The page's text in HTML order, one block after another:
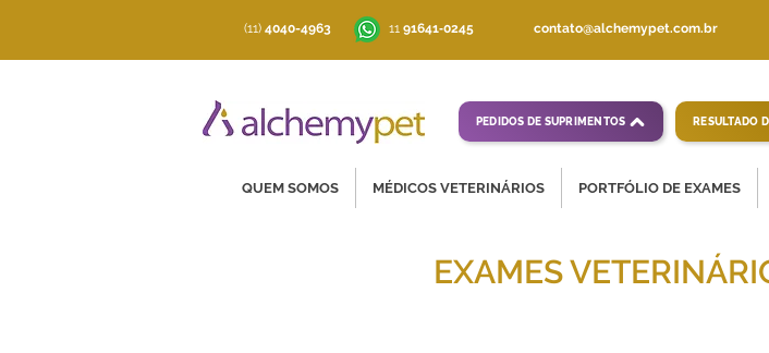
(11) 4040-4963 ‪11 91641‑0245 contato@alchemypet.com.br
PEDIDOS DE SUPRIMENTOS RESULTADO
QUEM SOMOS MÉDICOS VETERINÁRIOS PORTFÓLIO DE EXAMES
EXAMES